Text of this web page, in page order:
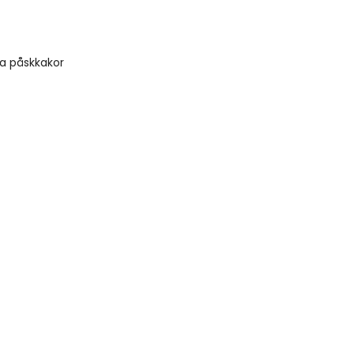
påskkakor